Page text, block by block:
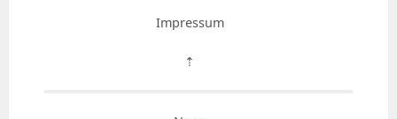
Impressum
⇡